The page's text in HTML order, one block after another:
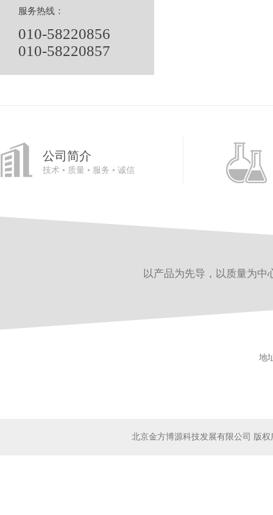
服务热线：
010-58220856
010-58220857
公司简介
技术 • 质量 • 服务 • 诚信
以产品为先导，以质量为
地
北京金方博源科技发展有限公司 版权